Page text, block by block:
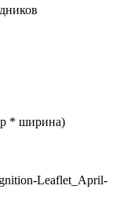
* ширина)
Leaflet_April-